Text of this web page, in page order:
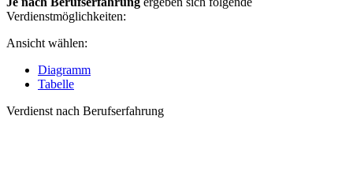
Verdienstmöglichkeiten:
Ansicht wählen:
Diagramm
Tabelle
Verdienst nach Berufserfahrung